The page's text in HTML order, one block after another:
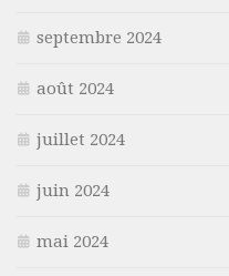
septembre 2024
août 2024
juillet 2024
juin 2024
mai 2024